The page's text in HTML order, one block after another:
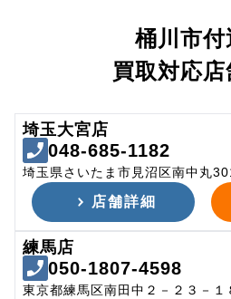
桶川市付
買取対応
埼玉大宮店
048-685-1182
埼玉県さいたま市見沼区南中丸
店舗詳細
練馬店
050-1807-4598
東京都練馬区南田中２－２３－１